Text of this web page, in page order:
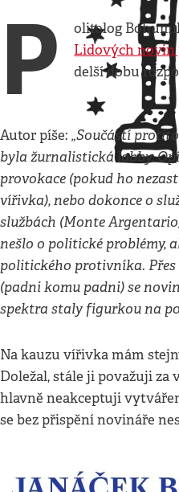
P
olitolog
Lidových novin
delší dobu
Autor píše: „Součástí
byla žurnalistická lobby.
provokace (pokud ho
vířivka), nebo dokonce o
službách (Monte
nešlo o politické problémy,
politického protivníka.
(padni komu padni) se
spektra staly figurkou na
Na kauzu vířivka mám
Doležal, stále ji považuji za
hlavně neakceptuji
se bez přispění novináře